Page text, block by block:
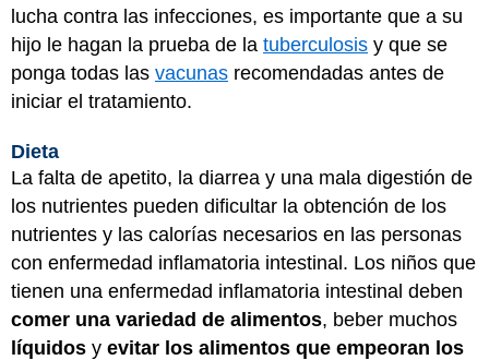
lucha contra las infecciones, es importante que a su
hijo le hagan la prueba de la tuberculosis y que se
ponga todas las vacunas recomendadas antes de
iniciar el tratamiento.
Dieta
La falta de apetito, la diarrea y una mala digestión de
los nutrientes pueden dificultar la obtención de los
nutrientes y las calorías necesarios en las personas
con enfermedad inflamatoria intestinal. Los niños que
tienen una enfermedad inflamatoria intestinal deben
comer una variedad de alimentos, beber muchos
líquidos y evitar los alimentos que empeoran los